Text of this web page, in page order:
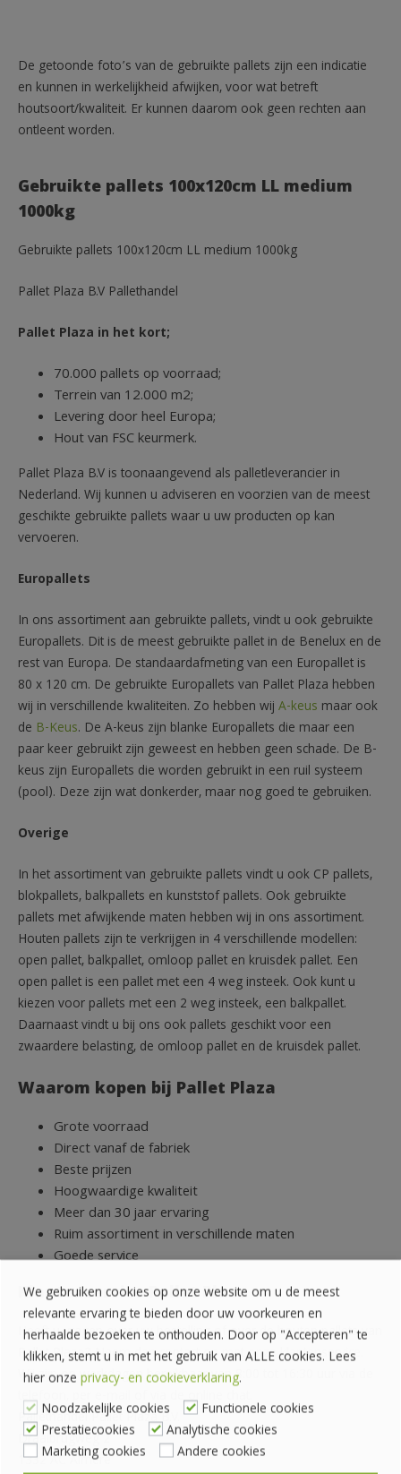
De getoonde foto’s van de gebruikte pallets zijn een indicatie
en kunnen in werkelijkheid afwijken, voor wat betreft
houtsoort/kwaliteit. Er kunnen daarom ook geen rechten aan
ontleent worden.
Gebruikte pallets 100x120cm LL medium
1000kg
Gebruikte pallets 100x120cm LL medium 1000kg
Pallet Plaza B.V Pallethandel
Pallet Plaza in het kort;
70.000 pallets op voorraad;
Terrein van 12.000 m2;
Levering door heel Europa;
Hout van FSC keurmerk.
Pallet Plaza B.V is toonaangevend als palletleverancier in
Nederland. Wij kunnen u adviseren en voorzien van de meest
geschikte gebruikte pallets waar u uw producten op kan
vervoeren.
Europallets
In ons assortiment aan gebruikte pallets, vindt u ook gebruikte
Europallets. Dit is de meest gebruikte pallet in de Benelux en de
rest van Europa. De standaardafmeting van een Europallet is
80 x 120 cm. De gebruikte Europallets van Pallet Plaza hebben
wij in verschillende kwaliteiten. Zo hebben wij A-keus maar ook
de B-Keus. De A-keus zijn blanke Europallets die maar een
paar keer gebruikt zijn geweest en hebben geen schade. De B-
keus zijn Europallets die worden gebruikt in een ruil systeem
(pool). Deze zijn wat donkerder, maar nog goed te gebruiken.
Overige
In het assortiment van gebruikte pallets vindt u ook CP pallets,
blokpallets, balkpallets en kunststof pallets. Ook gebruikte
pallets met afwijkende maten hebben wij in ons assortiment.
Houten pallets zijn te verkrijgen in 4 verschillende modellen:
open pallet, balkpallet, omloop pallet en kruisdek pallet. Een
open pallet is een pallet met een 4 weg insteek. Ook kunt u
kiezen voor pallets met een 2 weg insteek, een balkpallet.
Daarnaast vindt u bij ons ook pallets geschikt voor een
zwaardere belasting, de omloop pallet en de kruisdek pallet.
Waarom kopen bij Pallet Plaza
Grote voorraad
Direct vanaf de fabriek
Beste prijzen
Hoogwaardige kwaliteit
Meer dan 30 jaar ervaring
Ruim assortiment in verschillende maten
Goede service
Klantenservice Pallet Plaza
Heeft u vragen over uw bestelling of over de houten pallets van
Pallet Plaza? Neem dan contact op met onze klantenservice.
Wij zijn op werkdagen bereikbaar van 8:00 tot 16:30 uur via de
telefoon, per e-mail of via de online chat.
Pallethandel Pallet Plaza B.V.
Draaibrugweg 2
1332 AC Almere
We gebruiken cookies op onze website om u de meest
relevante ervaring te bieden door uw voorkeuren en
herhaalde bezoeken te onthouden. Door op "Accepteren" te
klikken, stemt u in met het gebruik van ALLE cookies. Lees
hier onze privacy- en cookieverklaring.
Noodzakelijke cookies
Functionele cookies
Prestatiecookies
Analytische cookies
Marketing cookies
Andere cookies